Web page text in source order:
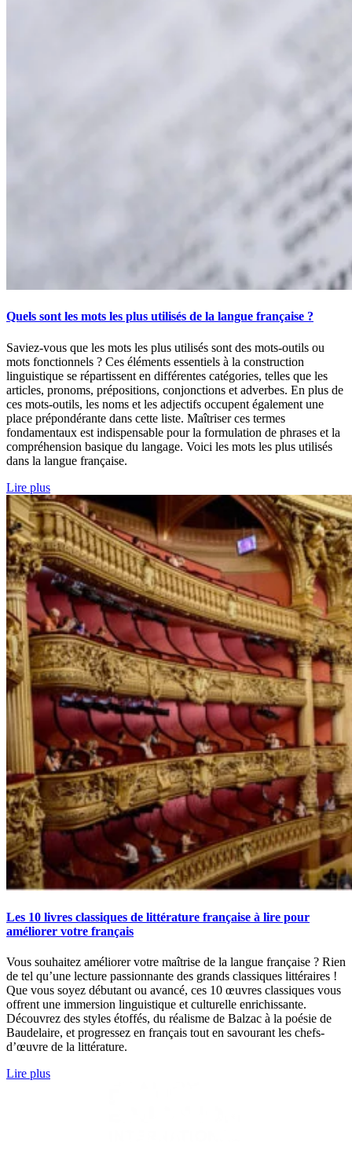
Quels sont les mots les plus utilisés de la langue française ?
Saviez-vous que les mots les plus utilisés sont des mots-outils ou
mots fonctionnels ? Ces éléments essentiels à la construction
linguistique se répartissent en différentes catégories, telles que les
articles, pronoms, prépositions, conjonctions et adverbes. En plus de
ces mots-outils, les noms et les adjectifs occupent également une
place prépondérante dans cette liste. Maîtriser ces termes
fondamentaux est indispensable pour la formulation de phrases et la
compréhension basique du langage. Voici les mots les plus utilisés
dans la langue française.
Lire plus
Les 10 livres classiques de littérature française à lire pour
améliorer votre français
Vous souhaitez améliorer votre maîtrise de la langue française ? Rien
de tel qu’une lecture passionnante des grands classiques littéraires !
Que vous soyez débutant ou avancé, ces 10 œuvres classiques vous
offrent une immersion linguistique et culturelle enrichissante.
Découvrez des styles étoffés, du réalisme de Balzac à la poésie de
Baudelaire, et progressez en français tout en savourant les chefs-
d’œuvre de la littérature.
Lire plus